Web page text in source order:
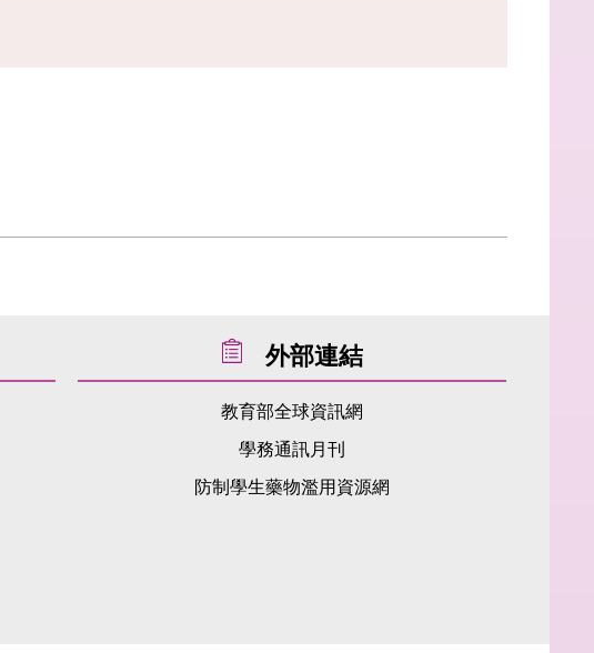
外部連結
教育部全球資訊網
學務通訊月刊
防制學生藥物濫用資源網